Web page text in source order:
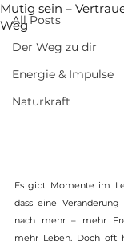
All Posts
Der Weg zu dir
Energie & Impulse
Naturkraft
Mutig sein –
Weg
Es gibt Momente im
dass eine
nach mehr – mehr
mehr Leben. Doch oft